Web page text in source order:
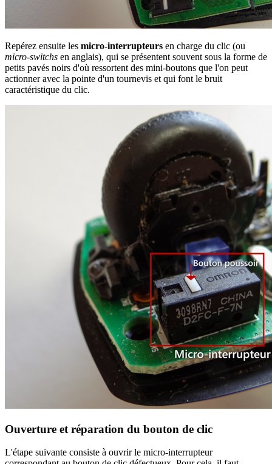
Repérez ensuite les micro-interrupteurs en charge du clic (ou
micro-switchs en anglais), qui se présentent souvent sous la forme de
petits pavés noirs d'où ressortent des mini-boutons que l'on peut
actionner avec la pointe d'un tournevis et qui font le bruit
caractéristique du clic.
Ouverture et réparation du bouton de clic
L'étape suivante consiste à ouvrir le micro-interrupteur